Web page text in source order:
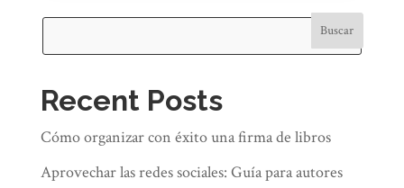
A menudo se describe la escritura
Buscar
Recent Posts
Cómo organizar con éxito una firma de libros
Aprovechar las redes sociales: Guía para autores